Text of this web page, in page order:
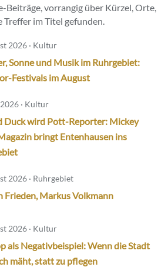
Beiträge, vorrangig über Kürzel, Orte,
Treffer im Titel gefunden.
2026 · Kultur
Sonne und Musik im Ruhrgebiet:
Festivals im August
· Kultur
Duck wird Pott-Reporter: Mickey
bringt Entenhausen ins
2026 · Ruhrgebiet
Frieden, Markus Volkmann
2026 · Kultur
als Negativbeispiel: Wenn die Stadt
mäht, statt zu pflegen